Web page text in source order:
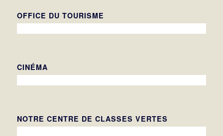
OFFICE DU TOURISME
CINÉMA
NOTRE CENTRE DE CLASSES VERTES